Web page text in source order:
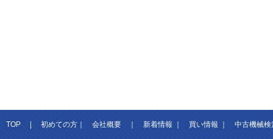
TOP|初めての方｜会社概要｜新着情報｜買い情報｜中古機械検